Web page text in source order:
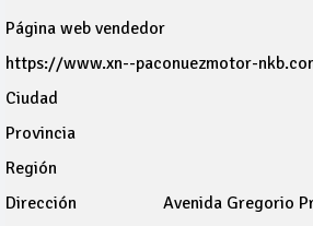
Página web vendedor
https://www.xn--paconuezmotor-
Ciudad
Provincia
Región
Dirección
Avenida Gregorio